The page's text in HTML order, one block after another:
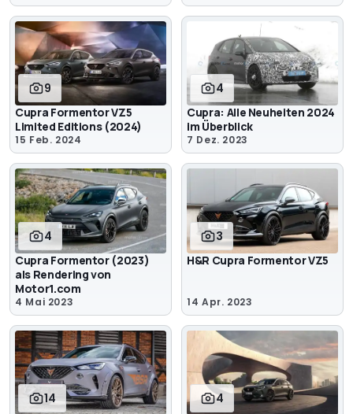
9
Cupra Formentor VZ5
Limited Editions (2024)
15 Feb. 2024
4
Cupra: Alle Neuheiten 2024
im Überblick
7 Dez. 2023
4
Cupra Formentor (2023)
als Rendering von
Motor1.com
4 Mai 2023
3
H&R Cupra Formentor VZ5
14 Apr. 2023
14 4